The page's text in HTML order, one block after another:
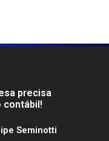
precisa
contábil!
Seminotti